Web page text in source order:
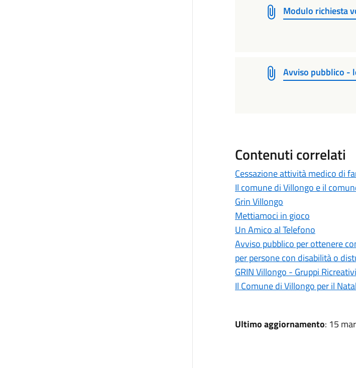
Modulo richiesta
Avviso pubblico -
Contenuti correlati
Cessazione attività medico di
Il comune di Villongo e il
Grin Villongo
Mettiamoci in gioco
Un Amico al Telefono
Avviso pubblico per ottenere
per persone con disabilità o
GRIN Villongo - Gruppi
Il Comune di Villongo per il
Ultimo aggiornamento: 15